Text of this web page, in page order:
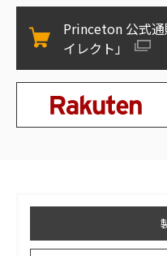
Princeton 公式
イレクト」